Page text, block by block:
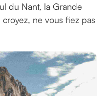
du Nant, la Grande
ne vous fiez pas